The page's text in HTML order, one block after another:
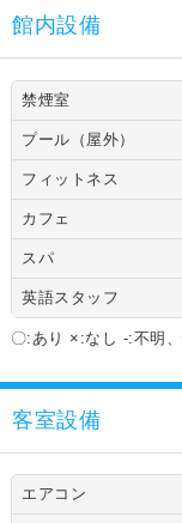
館内設備
禁煙室
プール（屋外）
フィットネス
カフェ
スパ
英語スタッフ
〇:あり ×:なし -:不明
客室設備
エアコン